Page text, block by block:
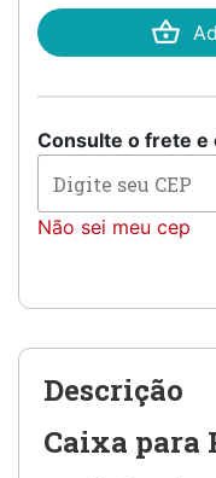
Consulte o frete e
Não sei meu cep
Descrição
Caixa para